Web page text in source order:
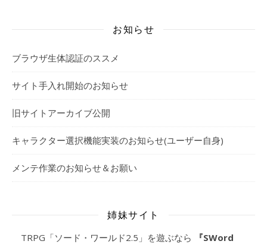
お知らせ
ブラウザ生体認証のススメ
サイト手入れ開始のお知らせ
旧サイトアーカイブ公開
キャラクター選択機能実装のお知らせ(ユーザー自身)
メンテ作業のお知らせ＆お願い
姉妹サイト
TRPG「ソード・ワールド2.5」を遊ぶなら
『SWord